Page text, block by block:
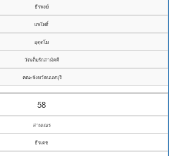
ธีรพงษ์
แพโพธิ์
อุตฺตโม
วัดเต็มรักสามัคคี
คณะจังหวัดนนทบุรี
58
สามเณร
ธีรเดช